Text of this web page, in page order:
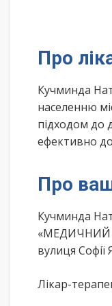
Про
Кучминда
населенню
підходом до
ефективно
Про
Кучминда
«МЕДИЧНИЙ
вулиця
Лікар-